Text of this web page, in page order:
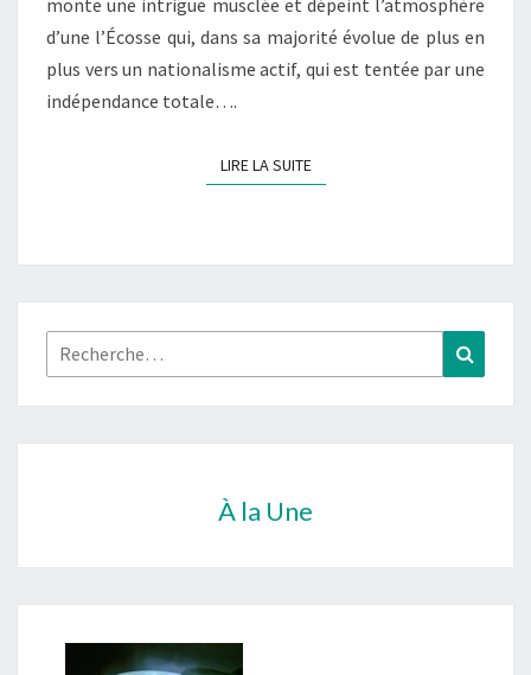
monte une intrigue musclée et dépeint l’atmosphère
d’une l’Écosse qui, dans sa majorité évolue de plus en
plus vers un nationalisme actif, qui est tentée par une
indépendance totale….
LIRE LA SUITELIRE LA SUITE
Rechercher :
À la Une